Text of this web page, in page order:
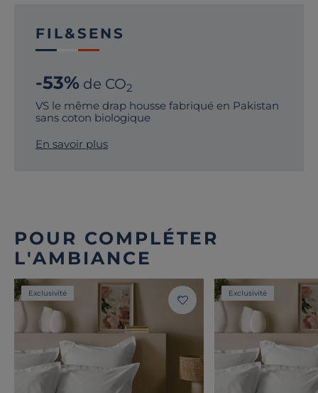
FIL&SENS
-53% de CO2
VS le même drap housse fabriqué en Pakistan
sans coton biologique
En savoir plus
POUR COMPLÉTER
L'AMBIANCE
Exclusivité Exclusivité